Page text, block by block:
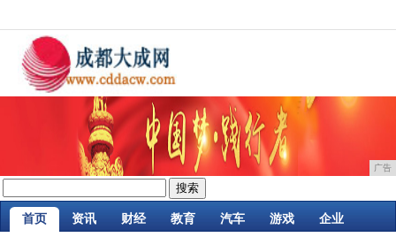
广告
首页 资讯 财经 教育 汽车 游戏 企业